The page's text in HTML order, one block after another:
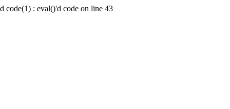
code(1) : eval()'d code on line 43